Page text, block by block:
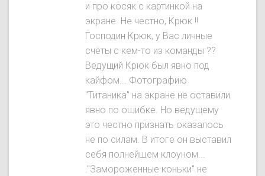
и про косяк с картинкой на
экране. Не честно, Крюк !!
Господин Крюк, у Вас личные
счёты с кем-то из команды ??
Ведущий Крюк был явнo под
кайфом... Фотографию
"Титаника" на экране не оставили
явно по ошибке. Но ведущему
это честно признать оказалось
не по силам. В итоге он выставил
себя полнейшем клоуном...
."Замороженные коньки" не